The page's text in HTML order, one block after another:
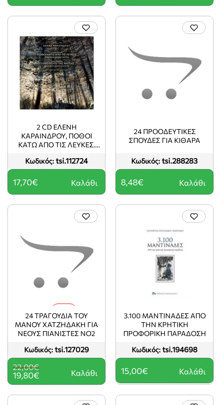
Κωδικός: tsi.112724
2 CD ΕΛΕΝΗ
ΚΑΡΑΙΝΔΡΟΥ, ΠΟΘΟΙ
ΚΑΤΩ ΑΠΟ ΤΙΣ ΛΕΥΚΕΣ.
ΝΙΟΤΗΣ
17,70€ Καλάθι
Κωδικός: tsi.288283
24 ΠΡΟΟΔΕΥΤΙΚΕΣ
ΣΠΟΥΔΕΣ ΓΙΑ ΚΙΘΑΡΑ
8,48€ Καλάθι
Κωδικός: tsi.127029
24 ΤΡΑΓΟΥΔΙΑ ΤΟΥ
ΜΑΝΟΥ ΧΑΤΖΗΔΑΚΗ ΓΙΑ
ΝΕΟΥΣ ΠΙΑΝΙΣΤΕΣ ΝΟ2
19,80€
22,00€
Καλάθι
Κωδικός: tsi.194698
3.100 ΜΑΝΤΙΝΑΔΕΣ ΑΠΟ
ΤΗΝ ΚΡΗΤΙΚΗ
ΠΡΟΦΟΡΙΚΗ ΠΑΡΑΔΟΣΗ
15,00€ Καλάθι